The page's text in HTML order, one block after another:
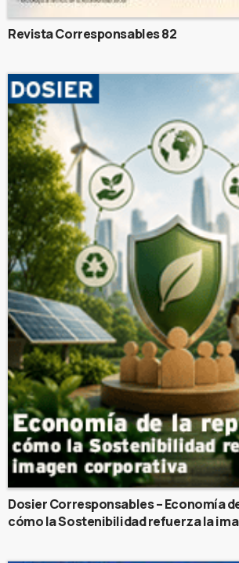
Revista Corresponsables 82
Dosier Corresponsables – Economía
cómo la Sostenibilidad refuerza la